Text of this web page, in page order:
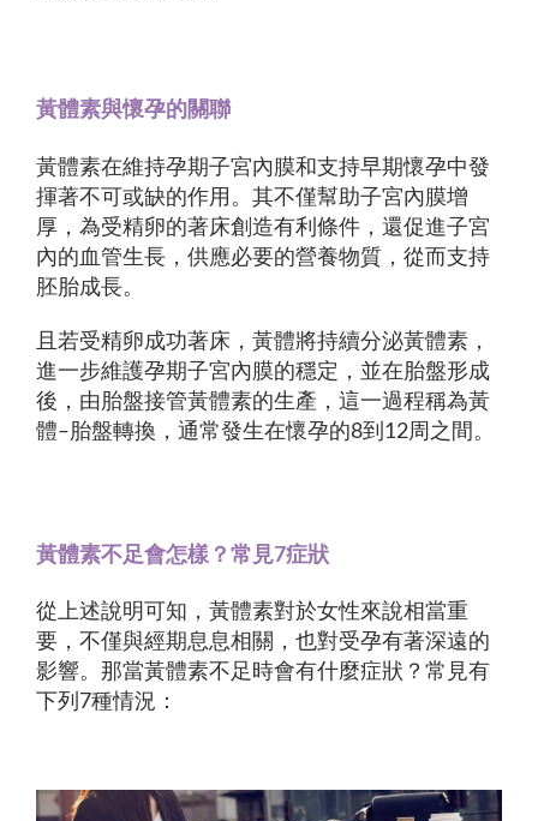
黃體素與懷孕的關聯
黃體素在維持孕期子宮內膜和支持早期懷孕中發
揮著不可或缺的作用。其不僅幫助子宮內膜增
厚，為受精卵的著床創造有利條件，還促進子宮
內的血管生長，供應必要的營養物質，從而支持
胚胎成長。
且若受精卵成功著床，黃體將持續分泌黃體素，
進一步維護孕期子宮內膜的穩定，並在胎盤形成
後，由胎盤接管黃體素的生產，這一過程稱為黃
體‒胎盤轉換，通常發生在懷孕的8到12周之間。
黃體素不足會怎樣？常見7症狀
從上述說明可知，黃體素對於女性來說相當重
要，不僅與經期息息相關，也對受孕有著深遠的
影響。那當黃體素不足時會有什麼症狀？常見有
下列7種情況：